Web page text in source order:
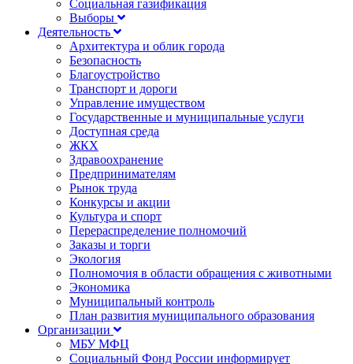
Социальная газификация
Выборы
Деятельность
Архитектура и облик города
Безопасность
Благоустройство
Транспорт и дороги
Управление имуществом
Государственные и муниципальные услуги
Доступная среда
ЖКХ
Здравоохранение
Предпринимателям
Рынок труда
Конкурсы и акции
Культура и спорт
Перераспределение полномочий
Заказы и торги
Экология
Полномочия в области обращения с животными
Экономика
Муниципальный контроль
План развития муниципального образования
Организации
МБУ МФЦ
Социальный Фонд России информирует